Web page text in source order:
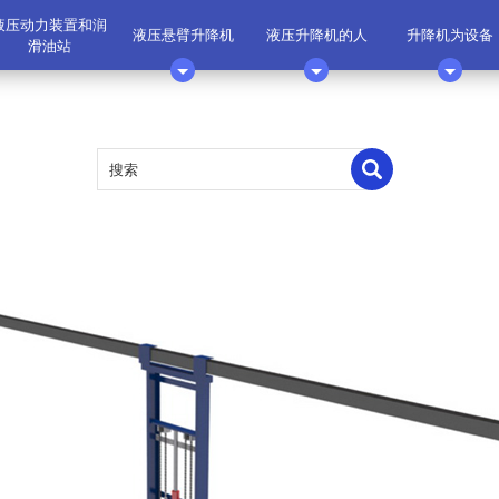
压动力装置和润
滑油站
液压悬臂升降机 液压升降机的人 升降机为设备